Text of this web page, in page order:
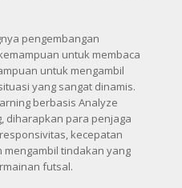
pengembangan
untuk membaca
untuk mengambil
yang sangat dinamis.
berbasis Analyze
diharapkan para penjaga
kecepatan
tindakan yang
futsal.